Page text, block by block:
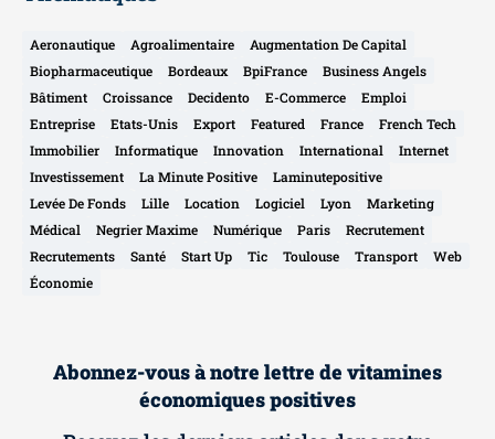
Aeronautique Agroalimentaire
Augmentation De Capital
Biopharmaceutique
Bordeaux BpiFrance
Business Angels
Bâtiment
Croissance Decidento E-Commerce
Emploi
Entreprise
Etats-Unis Export Featured France
French Tech
Immobilier
Informatique Innovation International
Internet
Investissement
La Minute Positive
Laminutepositive
Levée De Fonds
Lille Location Logiciel Lyon
Marketing
Médical
Negrier Maxime Numérique Paris
Recrutement
Recrutements
Santé Start Up Tic Toulouse Transport
Web
Économie
Abonnez-vous à notre lettre de vitamines
économiques positives